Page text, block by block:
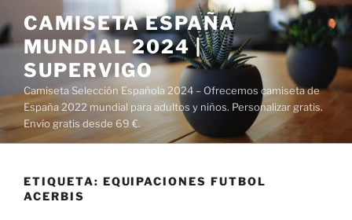
al
contenido
CAMISETA ESPAÑA
MUNDIAL 2024 |
SUPERVIGO
Camiseta Selección Española 2024 – Ofrecemos camiseta de
España 2022 mundial para adultos y niños. Personalizar gratis.
Envío gratis desde 69 €.
ETIQUETA: EQUIPACIONES FUTBOL
ACERBIS